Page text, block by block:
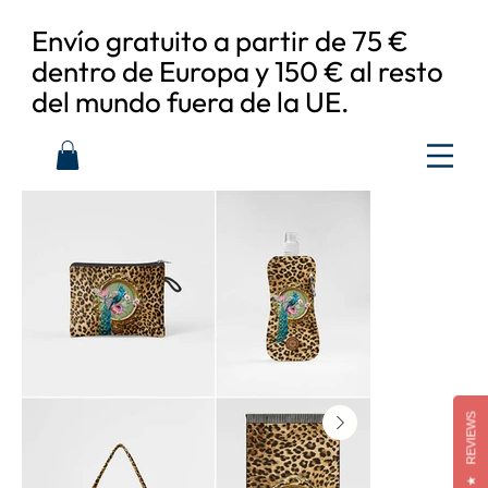
Envío gratuito a partir de 75 €
dentro de Europa y 150 € al resto
del mundo fuera de la UE.
★
REVIEWS